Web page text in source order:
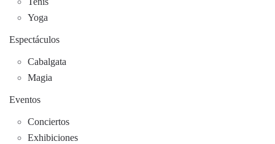
Yoga
Espectáculos
Cabalgata
Magia
Eventos
Conciertos
Exhibiciones